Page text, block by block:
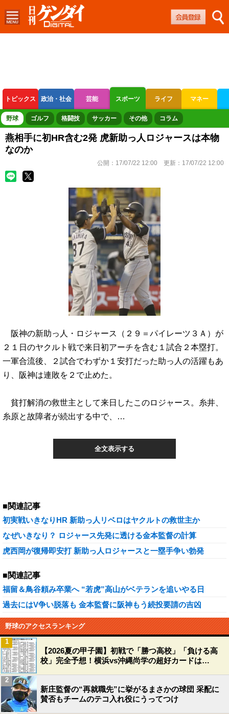
トピックス 政治・社会 芸能 スポーツ ライフ マネー
ボートレース 競輪 オートレース
野球 ゴルフ 格闘技 サッカー その他 コラム
燕相手に初HR含む2発 虎新助っ人ロジャースは本物
なのか
公開： 17/07/22 12:00 更新： 17/07/22 12:00
阪神の新助っ人・ロジャース（２９＝パイレーツ３Ａ）が
２１日のヤクルト戦で来日初アーチを含む１試合２本塁打。
一軍合流後、２試合でわずか１安打だった助っ人の活躍もあ
り、阪神は連敗を２で止めた。
貧打解消の救世主として来日したこのロジャース。糸井、
糸原と故障者が続出する中で、…
全文表示する
■関連記事
初実戦いきなりHR 新助っ人リベロはヤクルトの救世主か
なぜいきなり？ ロジャース先発に透ける金本監督の計算
虎西岡が復帰即安打 新助っ人ロジャースと一塁手争い勃発
■関連記事
福留＆鳥谷頼み卒業へ “若虎”高山がベテランを追いやる日
過去にはV争い脱落も 金本監督に阪神もう続投要請の吉凶
野球のアクセスランキング
【2026夏の甲子園】初戦で「勝つ高校」「負ける高
校」完全予想！横浜vs沖縄尚学の超好カードは…
1
新庄監督の“再就職先”に挙がるまさかの球団 采配に
賛否もチームのテコ入れ役にうってつけ
2